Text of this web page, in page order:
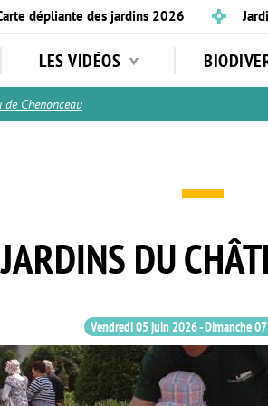
dépliante des jardins 2026
LES VIDÉOS
Chenonceau
DU
Vendredi 05 juin 2026-Dimanche